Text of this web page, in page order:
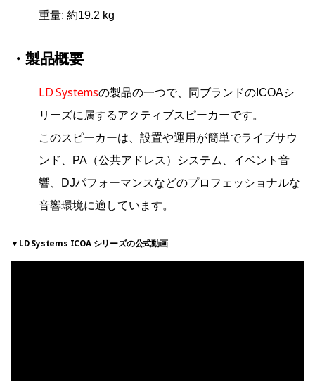
重量: 約19.2 kg
・製品概要
LD Systemsの製品の一つで、同ブランドのICOAシ
リーズに属するアクティブスピーカーです。
このスピーカーは、設置や運用が簡単でライブサウ
ンド、PA（公共アドレス）システム、イベント音
響、DJパフォーマンスなどのプロフェッショナルな
音響環境に適しています。
▼LD Systems ICOA シリーズの公式動画